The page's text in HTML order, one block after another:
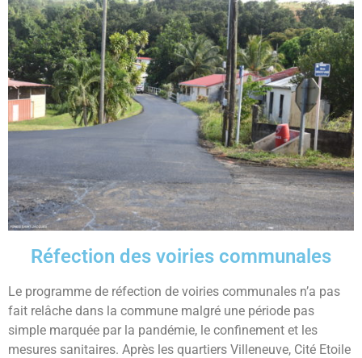
Réfection des voiries communales
Le programme de réfection de voiries communales n’a pas
fait relâche dans la commune malgré une période pas
simple marquée par la pandémie, le confinement et les
mesures sanitaires. Après les quartiers Villeneuve, Cité Etoile